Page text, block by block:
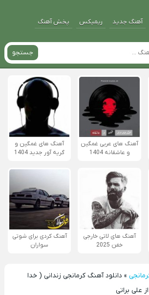
آهنگ جدید ریمیکس پخش آهنگ
جستجو
آهنگ های عربی غمگین
و عاشقانه 1404
آهنگ های غمگین و
گریه آور جدید 1404
آهنگ های لاتی خارجی
خفن 2025
آهنگ کردی برای شوتی
سواران
» دانلود آهنگ کرمانجی زندانی ( خدا
علی براتی